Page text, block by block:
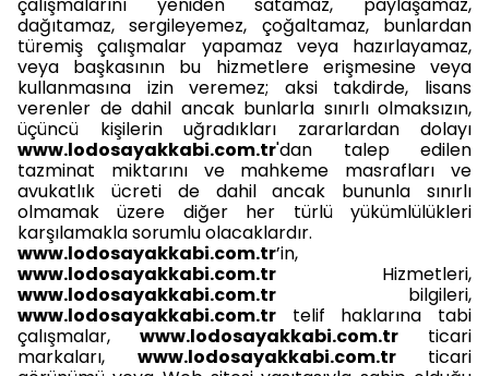
dağıtamaz, sergileyemez, çoğaltamaz, bunlardan
türemiş çalışmalar yapamaz veya hazırlayamaz,
veya başkasının bu hizmetlere erişmesine veya
kullanmasına izin veremez; aksi takdirde, lisans
verenler de dahil ancak bunlarla sınırlı olmaksızın,
üçüncü kişilerin uğradıkları zararlardan dolayı
www.lodosayakkabi.com.tr'dan talep edilen
tazminat miktarını ve mahkeme masrafları ve
avukatlık ücreti de dahil ancak bununla sınırlı
olmamak üzere diğer her türlü yükümlülükleri
karşılamakla sorumlu olacaklardır.
www.lodosayakkabi.com.tr’in,
www.lodosayakkabi.com.tr Hizmetleri,
www.lodosayakkabi.com.tr bilgileri,
www.lodosayakkabi.com.tr telif haklarına tabi
çalışmalar, www.lodosayakkabi.com.tr ticari
markaları, www.lodosayakkabi.com.trticari